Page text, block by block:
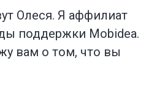
Олеся. Я аффилиат
поддержки Mobidea.
вам о том, что вы